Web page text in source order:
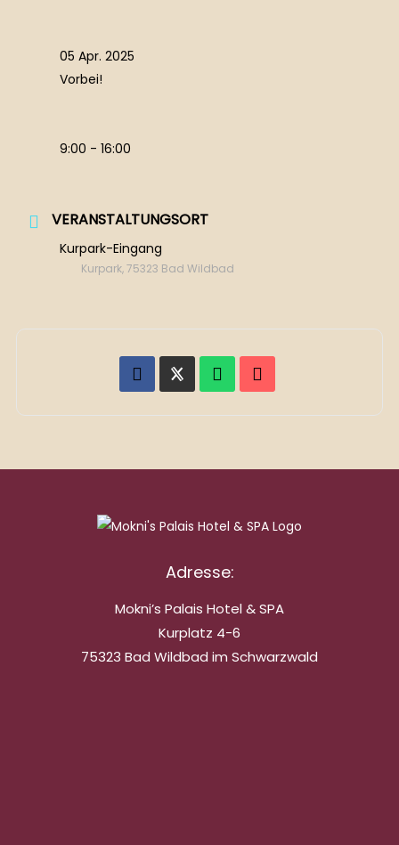
05 Apr. 2025
Vorbei!
9:00 - 16:00
VERANSTALTUNGSORT
Kurpark-Eingang
Kurpark, 75323 Bad Wildbad
Adresse:
Mokni’s Palais Hotel & SPA
Kurplatz 4-6
75323 Bad Wildbad im Schwarzwald